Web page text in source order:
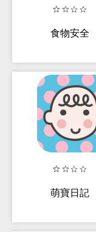
食物安全
萌寶日記